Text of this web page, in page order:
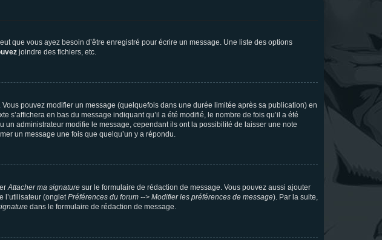
que vous ayez besoin d’être enregistré pour écrire un message. Une liste des options
joindre des fichiers, etc.
pouvez modifier un message (quelquefois dans une durée limitée après sa publication) en
en bas du message indiquant qu’il a été modifié, le nombre de fois qu’il a été
administrateur modifie le message, cependant ils ont la possibilité de laisser une note
un message une fois que quelqu’un y a répondu.
Attacher ma signature sur le formulaire de rédaction de message. Vous pouvez aussi ajouter
l’utilisateur (ongletPréférences du forum --> Modifier les préférences de message). Par la suite,
dans le formulaire de rédaction de message.